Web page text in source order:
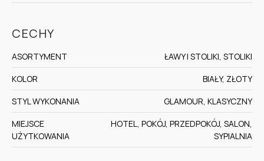
CECHY
ASORTYMENT
ŁAWY I STOLIKI, STOLIKI
KOLOR
BIAŁY, ZŁOTY
STYL WYKONANIA
GLAMOUR, KLASYCZNY
MIEJSCE
UŻYTKOWANIA
HOTEL, POKÓJ, PRZEDPOKÓJ, SALON,
SYPIALNIA